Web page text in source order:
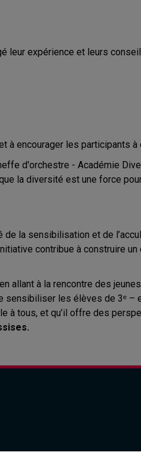
leur expérience et leurs
encourager les participants à
d'orchestre - Académie
la diversité est une force
la sensibilisation et de
contribue à construire
allant à la rencontre des
sensibiliser les élèves de 3ᵉ
à tous, et qu’il offre des